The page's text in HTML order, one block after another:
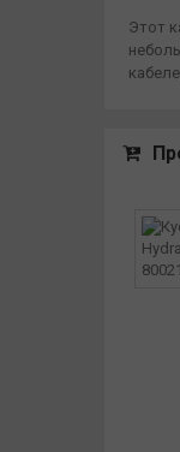
Этот